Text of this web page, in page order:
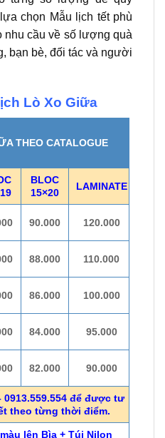
chọn Mẫu lịch tết phù
nhu cầu về số lượng quà
bạn bè, đối tác và người
Lò Xo Giữa
THEO CATALOGUE
BLOC
15×20
LAMINATE
90.000 120.000
88.000 110.000
86.000 100.000
84.000 95.000
82.000 90.000
0913.559.554 để được tư
theo từng thời điểm.
lên Bìa + Túi Nilon